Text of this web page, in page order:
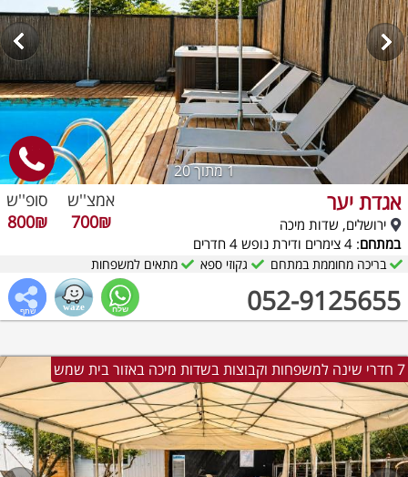
1מתוך 20
אגדת יער
ירושלים, שדות מיכה
במתחם: 4 צימרים ודירת נופש 4 חדרים
052-9125655
אמצ''ש
700₪
סופ''ש
800₪
בריכה מחוממת במתחם גקוזי ספא מתאים למשפחות
7 חדרי שינה למשפחות וקבוצות בשדות מיכה באזור בית שמש